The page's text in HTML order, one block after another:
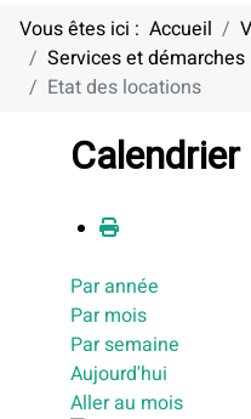
Vous êtes ici : Accueil
Services et démarches
Etat des locations
Calendrier
Par année
Par mois
Par semaine
Aujourd'hui
Aller au mois